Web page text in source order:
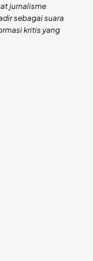
jurnalisme
sebagai suara
kritis yang